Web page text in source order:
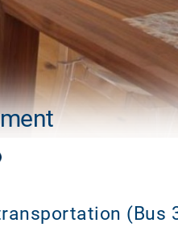
(Bus